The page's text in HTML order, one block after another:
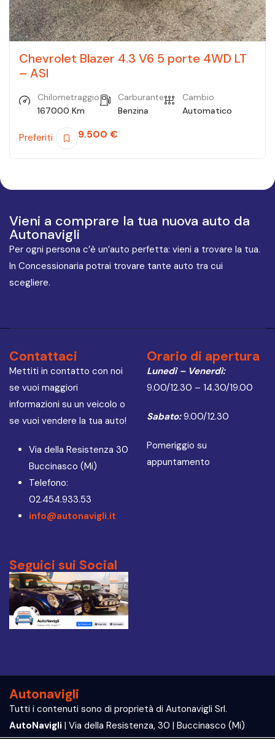
Chevrolet Blazer 4.3 V6 5 porte 4WD LT
– ASI
Chilometraggio
167000 Km
Carburante
Benzina
Cambio
Automatico
Preferiti 9.500 €
Vieni a comprare la tua nuova auto da
Autonavigli
Per ogni persona c’è un’auto perfetta: vieni a trovare la tua.
In Concessionaria potrai trovare tante auto tra cui
scegliere.
Contattaci
Mettiti in contatto con noi
se vuoi maggiori
informazioni su un veicolo o
se vuoi vendere la tua auto!
Via della Resistenza 30
Buccinasco (Mi)
Telefono:
02.454.933.53
info@autonavigli.it
Orario di apertura
Lunedì – Venerdì:
9.00/12.30 – 14.30/19.00
Sabato:9.00/12.30
Pomeriggio su
appuntamento
Seguici sui Social
Autonavigli
Tutti i contenuti sono di proprietà di Autonavigli Srl.
AutoNavigli | Via della Resistenza, 30 | Buccinasco (Mi)